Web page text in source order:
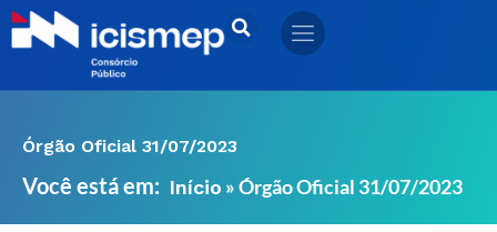
Ir
para
Órgão Oficial 31/07/2023
Você está em: Início »Órgão Oficial 31/07/2023